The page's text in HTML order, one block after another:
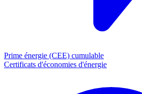
Prime énergie (CEE) cumulable
Certificats d'économies d'énergie